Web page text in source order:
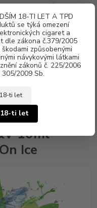
18-TI LET A TPD
se týká omezení
cigaret a
dle zákona č.379/2005
způsobenými
návykovými látkami
zákonů č. 225/2006
305/2009 Sb.
ti let
18-ti let
Menu
za0 Kč
10ml
Ice